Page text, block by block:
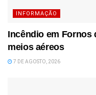
INFORMAÇÃO
Incêndio em Fornos
meios aéreos
7 DE AGOSTO, 2026